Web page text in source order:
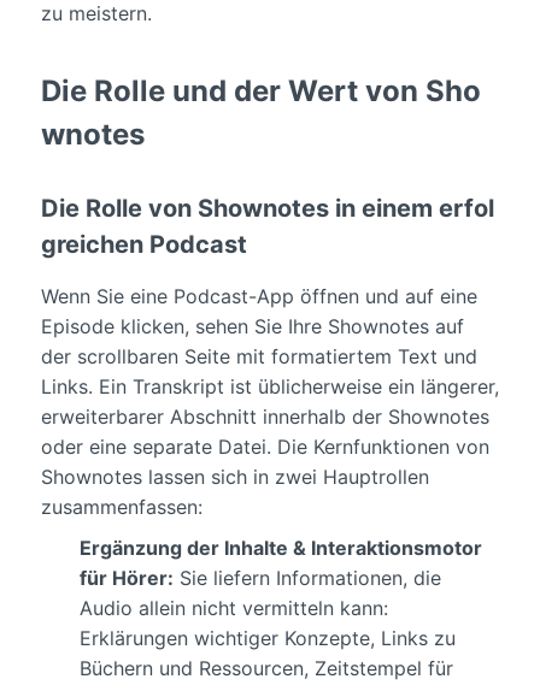
zu meistern.
Die Rolle und der Wert von Sho
wnotes
Die Rolle von Shownotes in einem erfol
greichen Podcast
Wenn Sie eine Podcast-App öffnen und auf eine
Episode klicken, sehen Sie Ihre Shownotes auf
der scrollbaren Seite mit formatiertem Text und
Links. Ein Transkript ist üblicherweise ein längerer,
erweiterbarer Abschnitt innerhalb der Shownotes
oder eine separate Datei. Die Kernfunktionen von
Shownotes lassen sich in zwei Hauptrollen
zusammenfassen:
Ergänzung der Inhalte & Interaktionsmotor
für Hörer: Sie liefern Informationen, die
Audio allein nicht vermitteln kann:
Erklärungen wichtiger Konzepte, Links zu
Büchern und Ressourcen, Zeitstempel für